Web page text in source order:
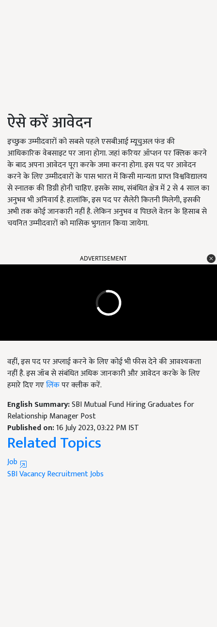
ऐसे करें आवेदन
इच्छुक उम्मीदवारों को सबसे पहले एसबीआई म्यूचुअल फंड की
आधिकारिक वेबसाइट पर जाना होगा. जहां करियर ऑप्शन पर क्लिक करने
के बाद अपना आवेदन पूरा करके जमा करना होगा. इस पद पर आवेदन
करने के लिए उम्मीदवारों के पास भारत में किसी मान्यता प्राप्त विश्वविद्यालय
से स्नातक की डिग्री होनी चाहिए. इसके साथ, संबंधित क्षेत्र में 2 से 4 साल का
अनुभव भी अनिवार्य है. हालांकि, इस पद पर सैलेरी कितनी मिलेगी, इसकी
अभी तक कोई जानकारी नहीं है. लेकिन अनुभव व पिछले वेतन के हिसाब से
चयनित उम्मीदवारों को मासिक भुगतान किया जायेगा.
ADVERTISEMENT
वहीं, इस पद पर अप्लाई करने के लिए कोई भी फीस देने की आवश्यकता
नहीं है. इस जॉब से संबंधित अधिक जानकारी और आवेदन करके के लिए
हमारे दिए गएलिंकपर क्लीक करें.
English Summary:SBI Mutual Fund Hiring Graduates for
Relationship Manager Post
Published on:16 July 2023, 03:22 PM IST
Related Topics
Job
SBIVacancyRecruitmentJobs